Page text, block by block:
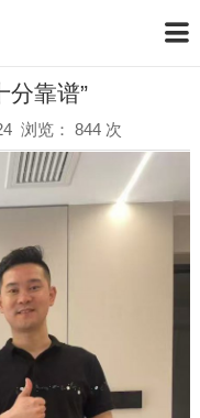
分靠谱”
浏览： 844 次